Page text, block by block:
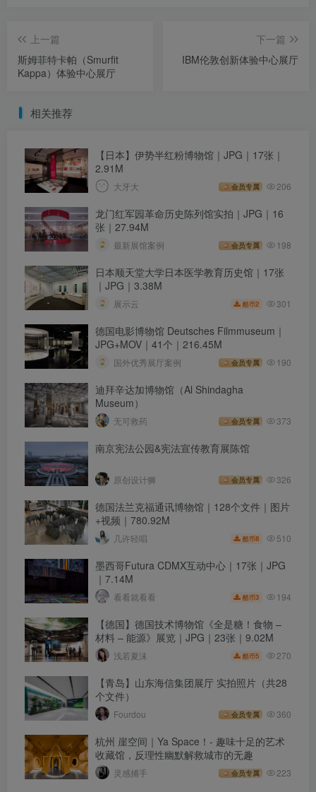
上一篇
斯姆菲特卡帕（Smurfit
Kappa）体验中心展厅
下一篇
IBM伦敦创新体验中心展厅
相关推荐
【日本】伊势半红粉博物馆｜JPG｜17张｜
2.91M
大牙大 会员专属 206
龙门红军园革命历史陈列馆实拍｜JPG｜16
张｜27.94M
最新展馆案例 会员专属 198
日本顺天堂大学日本医学教育历史馆｜17张
｜JPG｜3.38M
展示云 酷币2 301
德国电影博物馆 Deutsches Filmmuseum｜
JPG+MOV｜41个｜216.45M
国外优秀展厅案例 会员专属 190
迪拜辛达加博物馆（Al Shindagha
Museum）
无可救药 会员专属 373
南京宪法公园&宪法宣传教育展陈馆
原创设计狮 会员专属 326
德国法兰克福通讯博物馆｜128个文件｜图片
+视频｜780.92M
几许轻唱 酷币8 510
墨西哥Futura CDMX互动中心｜17张｜JPG
｜7.14M
看看就看看 酷币3 194
【德国】德国技术博物馆《全是糖！食物 –
材料 – 能源》展览｜JPG｜23张｜9.02M
浅若夏沫 酷币5 270
【青岛】山东海信集团展厅 实拍照片（共28
个文件）
Fourdou 会员专属 360
杭州 崖空间｜Ya Space！- 趣味十足的艺术
收藏馆，反理性幽默解救城市的无趣
灵感捕手 会员专属 223